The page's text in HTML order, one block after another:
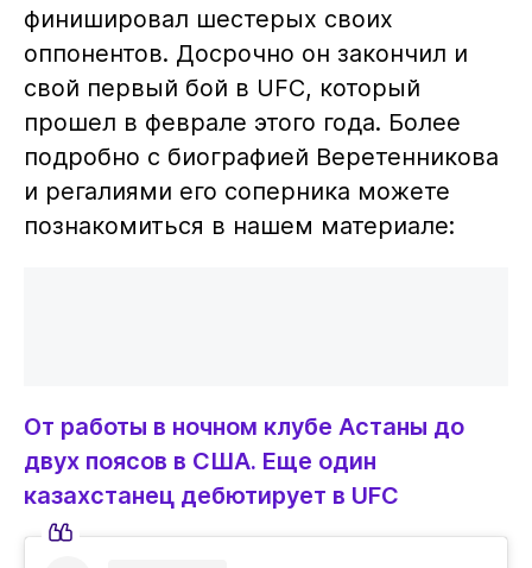
финишировал шестерых своих
оппонентов. Досрочно он закончил и
свой первый бой в UFC, который
прошел в феврале этого года. Более
подробно с биографией Веретенникова
и регалиями его соперника можете
познакомиться в нашем материале:
От работы в ночном клубе Астаны до
двух поясов в США. Еще один
казахстанец дебютирует в UFC